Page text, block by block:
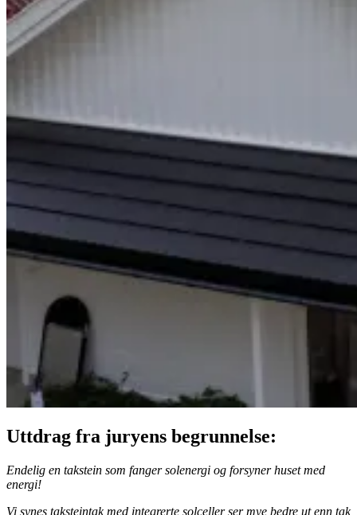
Uttdrag fra juryens begrunnelse:
Endelig en takstein som fanger solenergi og forsyner huset med
energi!
Vi synes taksteintak med integrerte solceller ser mye bedre ut enn tak